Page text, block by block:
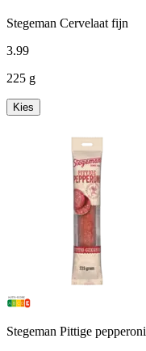
Stegeman Cervelaat fijn
3.99
225 g
Kies
Stegeman Pittige pepperoni